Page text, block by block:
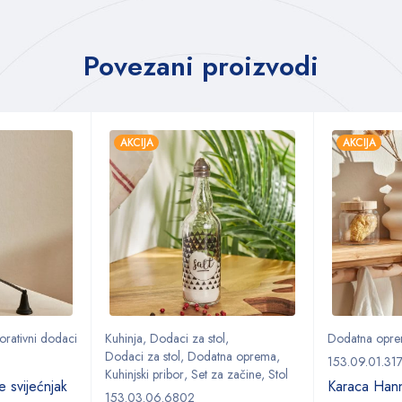
Povezani proizvodi
dodaci
svijećnjak
AKCIJA
Kuhinja, Dodaci za stol,
Dodaci za stol, Dodatna oprema,
Kuhinjski pribor, Set za začine, Stol
153.03.06.6802
AKCIJA
Dodatna
Karaca